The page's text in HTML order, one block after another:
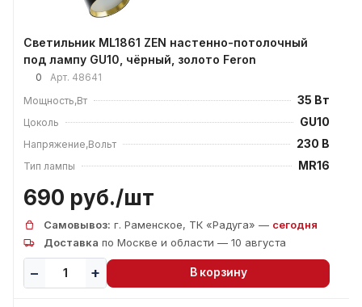
Светильник ML1861 ZEN настенно-потолочный
под лампу GU10, чёрный, золото Feron
0 Арт. 48641
Мощность,Вт
35 Вт
Цоколь GU10
Напряжение,Вольт 230 В
Тип лампы MR16
690 руб./шт
Самовывоз: г. Раменское, ТК «Радуга» — сегодня
Доставка по Москве и области — 10 августа
В корзину